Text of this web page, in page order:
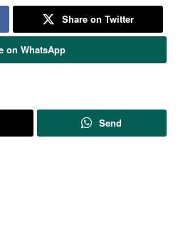
Share on Twitter
on WhatsApp
Send